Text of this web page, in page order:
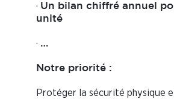
· Un bilan chiffré annuel
unité
· …
Notre priorité :
Protéger la sécurité physique